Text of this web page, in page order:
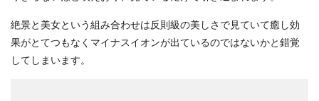
絶景と美女という組み合わせは反則級の美しさで見ていて癒し効
果がとてつもなくマイナスイオンが出ているのではないかと錯覚
してしまいます。